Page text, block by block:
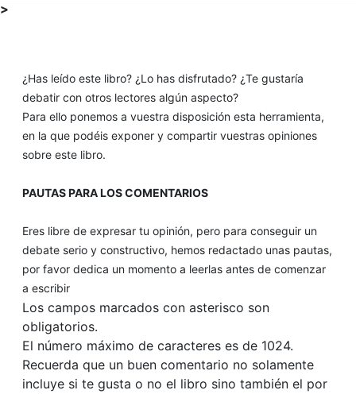
>
¿Has leído este libro? ¿Lo has disfrutado? ¿Te gustaría
debatir con otros lectores algún aspecto?
Para ello ponemos a vuestra disposición esta herramienta,
en la que podéis exponer y compartir vuestras opiniones
sobre este libro.
PAUTAS PARA LOS COMENTARIOS
Eres libre de expresar tu opinión, pero para conseguir un
debate serio y constructivo, hemos redactado unas pautas,
por favor dedica un momento a leerlas antes de comenzar
a escribir
Los campos marcados con asterisco son
obligatorios.
El número máximo de caracteres es de 1024.
Recuerda que un buen comentario no solamente
incluye si te gusta o no el libro sino también el por